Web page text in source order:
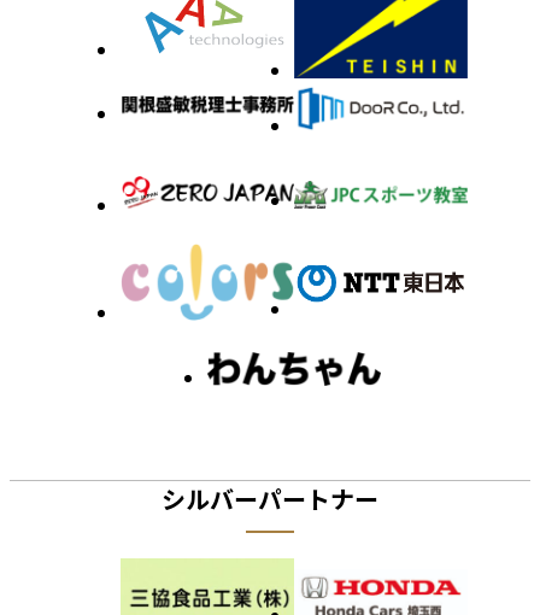
シルバーパートナー